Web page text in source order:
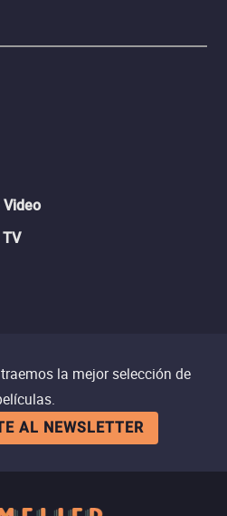
la mejor selección de
AL NEWSLETTER